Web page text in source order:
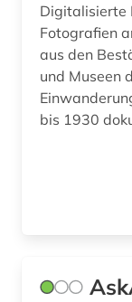
lexikon (1)
lgbtq+ (2)
Digitalisierte
Fotografien
aus den
und Museen
bis 1930